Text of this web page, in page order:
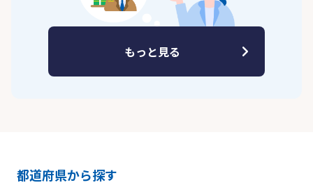
もっと見る
都道府県から探す